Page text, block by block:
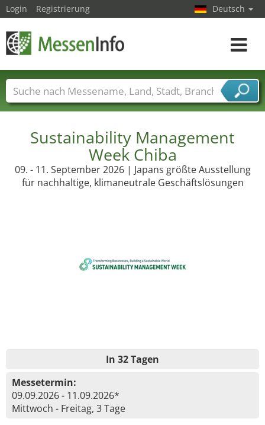
Sustainability Management
Week Chiba
09. - 11. September 2026 | Japans größte Ausstellung
für nachhaltige, klimaneutrale Geschäftslösungen
In 32 Tagen
Messetermin:
09.09.2026 - 11.09.2026*
Mittwoch - Freitag, 3 Tage
Login Registrierung Deutsch
Toggle
Messenamen Länder Städte
Branchen